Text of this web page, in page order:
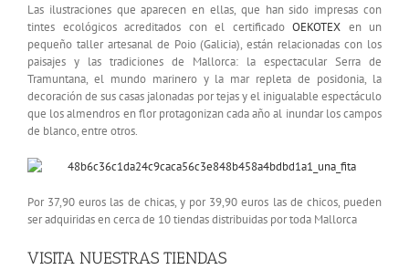
Las ilustraciones que aparecen en ellas, que han sido impresas con
tintes ecológicos acreditados con el certificadoOEKOTEX en un
pequeño taller artesanal de Poio (Galicia), están relacionadas con los
paisajes y las tradiciones de Mallorca: la espectacular Serra de
Tramuntana, el mundo marinero y la mar repleta de posidonia, la
decoración de sus casas jalonadas por tejas y el inigualable espectáculo
que los almendros en flor protagonizan cada año al inundar los campos
de blanco, entre otros.
Por 37,90 euros las de chicas, y por 39,90 euros las de chicos, pueden
ser adquiridas en cerca de 10 tiendas distribuidas por toda Mallorca
VISITA NUESTRAS TIENDAS